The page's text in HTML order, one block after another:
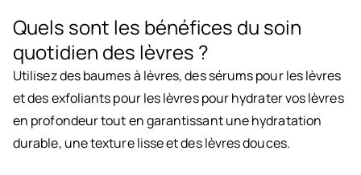
Quels sont les bénéfices du soin
quotidien des lèvres ?
Utilisez des baumes à lèvres, des sérums pour les lèvres
et des exfoliants pour les lèvres pour hydrater vos lèvres
en profondeur tout en garantissant une hydratation
durable, une texture lisse et des lèvres douces.